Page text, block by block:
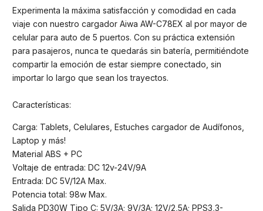
Experimenta la máxima satisfacción y comodidad en cada
viaje con nuestro cargador Aiwa AW-C78EX al por mayor de
celular para auto de 5 puertos. Con su práctica extensión
para pasajeros, nunca te quedarás sin batería, permitiéndote
compartir la emoción de estar siempre conectado, sin
importar lo largo que sean los trayectos.
Características:
Carga: Tablets, Celulares, Estuches cargador de Audífonos,
Laptop y más!
Material ABS + PC
Voltaje de entrada: DC 12v-24V/9A
Entrada: DC 5V/12A Max.
Potencia total: 98w Max.
Salida PD30W Tipo C: 5V/3A; 9V/3A; 12V/2,5A; PPS3,3-